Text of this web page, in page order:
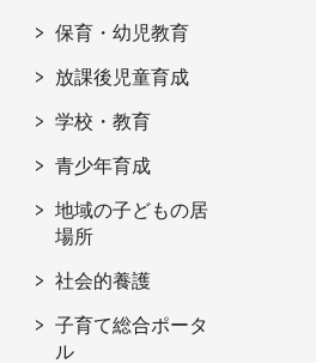
保育・幼児教育
放課後児童育成
学校・教育
青少年育成
地域の子どもの居
場所
社会的養護
子育て総合ポータ
ル